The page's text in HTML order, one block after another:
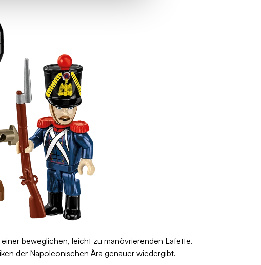
beweglichen, leicht zu manövrierenden Lafette.
der Napoleonischen Ära genauer wiedergibt.